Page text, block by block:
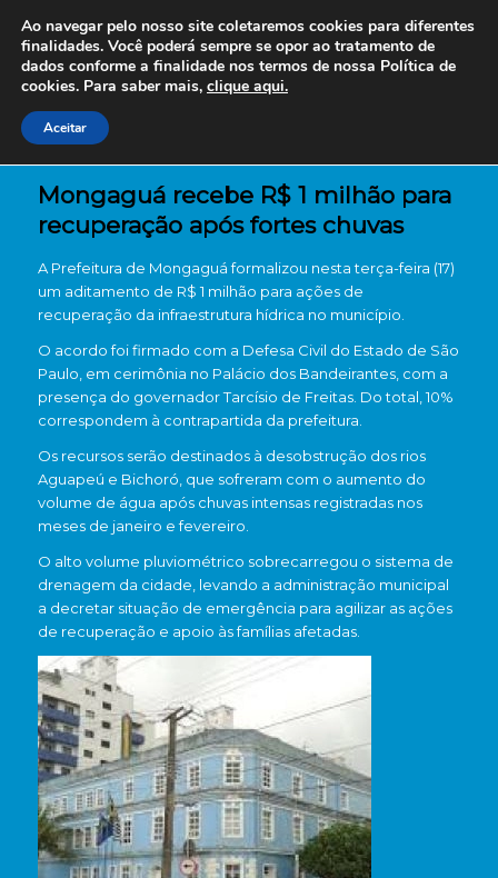
Mongaguá recebe R$ 1 milhão para
recuperação após fortes chuvas
A Prefeitura de Mongaguáformalizou nesta terça-feira (17)
um aditamento de R$ 1 milhão para ações de
recuperação da infraestrutura hídrica no município.
O acordo foi firmado com a Defesa Civil do Estado de São
Paulo , em cerimônia no Palácio dos Bandeirantes, com a
presença do governadorTarcísio de Freitas. Do total, 10%
correspondem à contrapartida da prefeitura.
Os recursos serão destinados à desobstrução dos rios
Aguapeú e Bichoró, que sofreram com o aumento do
volume de água após chuvas intensas registradas nos
meses de janeiro e fevereiro.
O alto volume pluviométrico sobrecarregou o sistema de
drenagem da cidade, levando a administração municipal
a decretar situação de emergência para agilizar as ações
de recuperação e apoio às famílias afetadas.
Ao navegar pelo nosso site coletaremos cookies para diferentes
finalidades. Você poderá sempre se opor ao tratamento de
dados conforme a finalidade nos termos de nossa Política de
cookies. Para saber mais, clique aqui.
Aceitar